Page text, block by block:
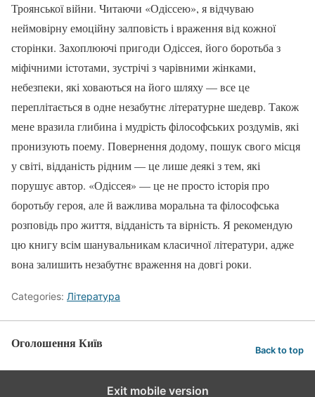
Троянської війни. Читаючи «Одіссею», я відчуваю
неймовірну емоційну залповість і враження від кожної
сторінки. Захоплюючі пригоди Одіссея, його боротьба з
міфічними істотами, зустрічі з чарівними жінками,
небезпеки, які ховаються на його шляху — все це
переплітається в одне незабутнє літературне шедевр. Також
мене вразила глибина і мудрість філософських роздумів, які
пронизують поему. Повернення додому, пошук свого місця
у світі, відданість рідним — це лише деякі з тем, які
порушує автор. «Одіссея» — це не просто історія про
боротьбу героя, але й важлива моральна та філософська
розповідь про життя, відданість та вірність. Я рекомендую
цю книгу всім шанувальникам класичної літератури, адже
вона залишить незабутнє враження на довгі роки.
Categories: Література
Оголошення Київ Back to top
Exit mobile version